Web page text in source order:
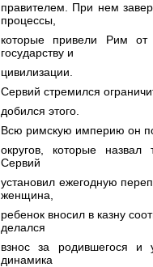
правителем. При нем
процессы,
которые привели Рим от
государству и
цивилизации.
Сервий стремился
добился этого.
Всю римскую империю он
округов, которые
Сервий
установил ежегодную
женщина,
ребенок вносил в казну
делался
взнос за родившегося и
динамика